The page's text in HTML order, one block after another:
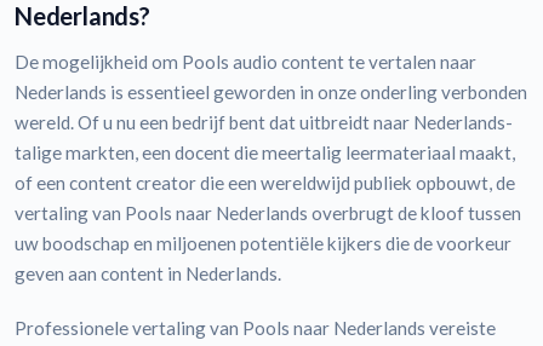
Nederlands?
De mogelijkheid om Pools audio content te vertalen naar
Nederlands is essentieel geworden in onze onderling verbonden
wereld. Of u nu een bedrijf bent dat uitbreidt naar Nederlands-
talige markten, een docent die meertalig leermateriaal maakt,
of een content creator die een wereldwijd publiek opbouwt, de
vertaling van Pools naar Nederlands overbrugt de kloof tussen
uw boodschap en miljoenen potentiële kijkers die de voorkeur
geven aan content in Nederlands.
Professionele vertaling van Pools naar Nederlands vereiste